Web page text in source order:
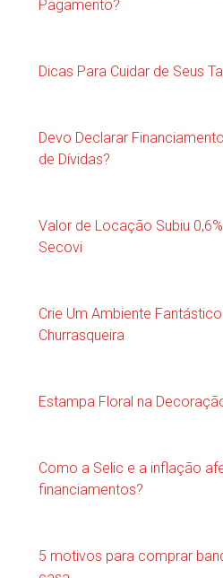
Pagamento?
Dicas Para Cuidar de Seus
Devo Declarar
de Dívidas?
Valor de Locação Subiu
Secovi
Crie Um Ambiente
Churrasqueira
Estampa Floral na
Como a Selic e a inflação
financiamentos?
5 motivos para comprar